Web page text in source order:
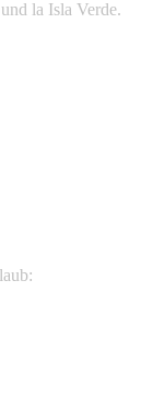
la Isla Verde.